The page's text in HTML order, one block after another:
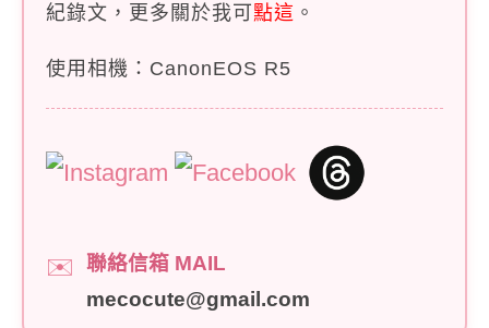
紀錄文，更多關於我可點這 。
使用相機：CanonEOS R5
✉️
聯絡信箱 MAIL
mecocute@gmail.com